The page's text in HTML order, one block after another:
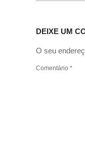
DEIXE UM
O seu
Comentário *